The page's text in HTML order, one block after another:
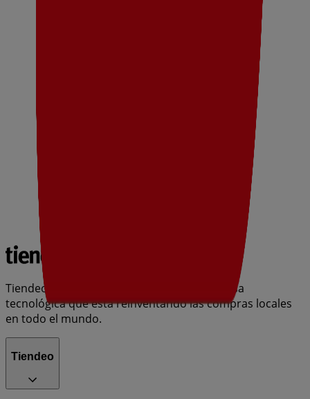
Tiendeo forma parte de Shopfully, la empresa
tecnológica que está reinventando las compras locales
en todo el mundo.
Tiendeo